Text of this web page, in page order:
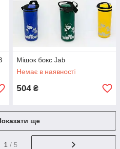
Мішок бокс Jab
Немає в наявності
504 ₴
ще
1 / 5